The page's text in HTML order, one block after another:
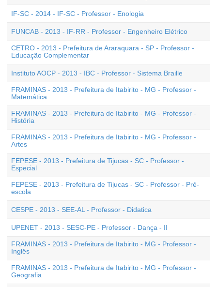
IF-SC - 2014 - IF-SC - Professor - Enologia
FUNCAB - 2013 - IF-RR - Professor - Engenheiro Elétrico
CETRO - 2013 - Prefeitura de Araraquara - SP - Professor -
Educação Complementar
Instituto AOCP - 2013 - IBC - Professor - Sistema Braille
FRAMINAS - 2013 - Prefeitura de Itabirito - MG - Professor -
Matemática
FRAMINAS - 2013 - Prefeitura de Itabirito - MG - Professor -
História
FRAMINAS - 2013 - Prefeitura de Itabirito - MG - Professor -
Artes
FEPESE - 2013 - Prefeitura de Tijucas - SC - Professor -
Especial
FEPESE - 2013 - Prefeitura de Tijucas - SC - Professor - Pré-
escola
CESPE - 2013 - SEE-AL - Professor - Didatica
UPENET - 2013 - SESC-PE - Professor - Dança - II
FRAMINAS - 2013 - Prefeitura de Itabirito - MG - Professor -
Inglês
FRAMINAS - 2013 - Prefeitura de Itabirito - MG - Professor -
Geografia